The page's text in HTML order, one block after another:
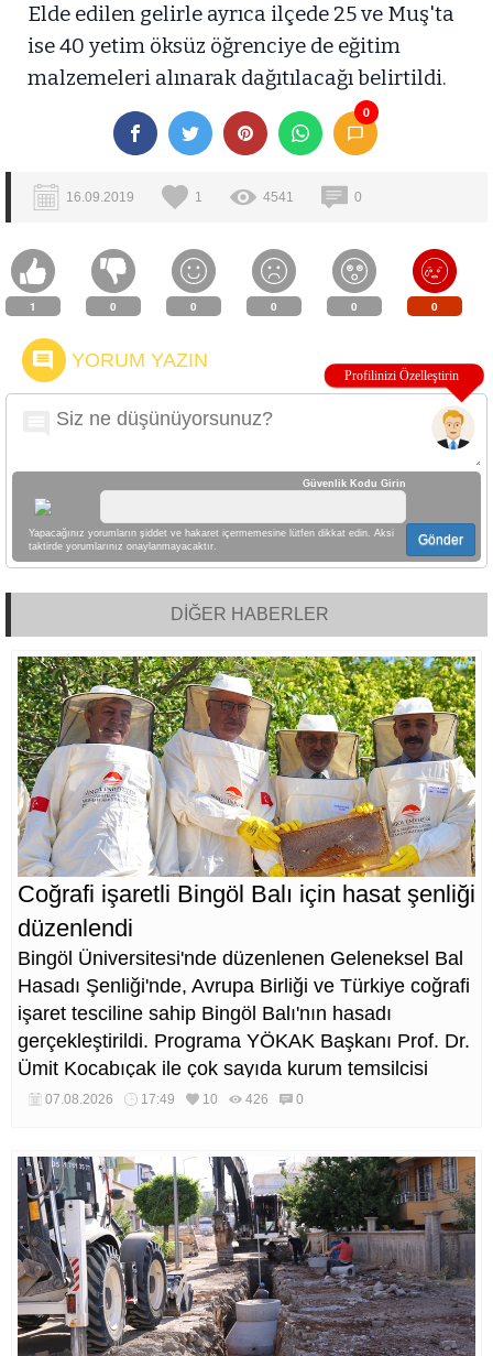
Elde edilen gelirle ayrıca ilçede 25 ve Muş'ta
ise 40 yetim öksüz öğrenciye de eğitim
malzemeleri alınarak dağıtılacağı belirtildi.
0
16.09.2019 1 4541 0
1 0 0 0 0 0
YORUM YAZIN
Güvenlik Kodu Girin
Yapacağınız yorumların şiddet ve hakaret içermemesine lütfen dikkat edin. Aksi
taktirde yorumlarınız onaylanmayacaktır.
Gönder
DİĞER HABERLER
Coğrafi işaretli Bingöl Balı için hasat şenliği
düzenlendi
Bingöl Üniversitesi'nde düzenlenen Geleneksel Bal
Hasadı Şenliği'nde, Avrupa Birliği ve Türkiye coğrafi
işaret tesciline sahip Bingöl Balı'nın hasadı
gerçekleştirildi. Programa YÖKAK Başkanı Prof. Dr.
Ümit Kocabıçak ile çok sayıda kurum temsilcisi
katıldı.
07.08.2026 17:49 10 426 0